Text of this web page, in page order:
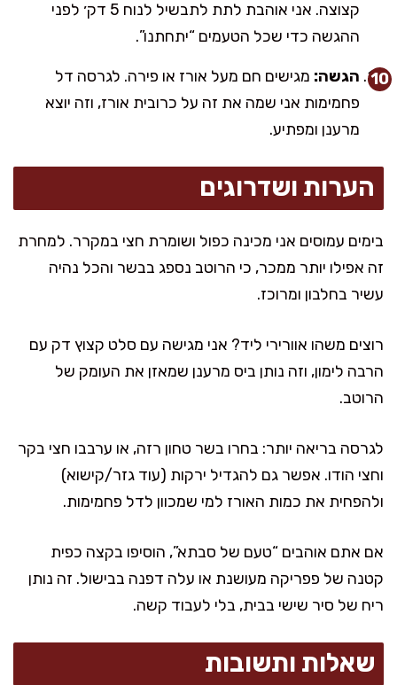
קצוצה. אני אוהבת לתת לתבשיל לנוח 5 דק׳ לפני
ההגשה כדי שכל הטעמים “יתחתנו”.
הגשה: מגישים חם מעל אורז או פירה. לגרסה דל
פחמימות אני שמה את זה על כרובית אורז, וזה יוצא
מרענן ומפתיע.
הערות ושדרוגים
בימים עמוסים אני מכינה כפול ושומרת חצי במקרר. למחרת
זה אפילו יותר ממכר, כי הרוטב נספג בבשר והכל נהיה
עשיר בחלבון ומרוכז.
רוצים משהו אוורירי ליד? אני מגישה עם סלט קצוץ דק עם
הרבה לימון, וזה נותן ביס מרענן שמאזן את העומק של
הרוטב.
לגרסה בריאה יותר: בחרו בשר טחון רזה, או ערבבו חצי בקר
וחצי הודו. אפשר גם להגדיל ירקות (עוד גזר/קישוא)
ולהפחית את כמות האורז למי שמכוון לדל פחמימות.
אם אתם אוהבים “טעם של סבתא”, הוסיפו בקצה כפית
קטנה של פפריקה מעושנת או עלה דפנה בבישול. זה נותן
ריח של סיר שישי בבית, בלי לעבוד קשה.
שאלות ותשובות